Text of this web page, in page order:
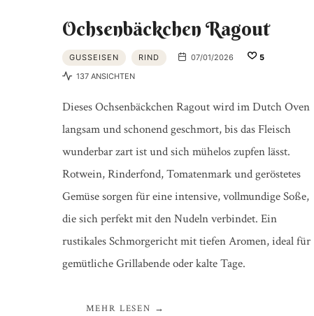
Ochsenbäckchen Ragout
GUSSEISEN RIND 07/01/2026
5
137 ANSICHTEN
Dieses Ochsenbäckchen Ragout wird im Dutch Oven
langsam und schonend geschmort, bis das Fleisch
wunderbar zart ist und sich mühelos zupfen lässt.
Rotwein, Rinderfond, Tomatenmark und geröstetes
Gemüse sorgen für eine intensive, vollmundige Soße,
die sich perfekt mit den Nudeln verbindet. Ein
rustikales Schmorgericht mit tiefen Aromen, ideal für
gemütliche Grillabende oder kalte Tage.
MEHR LESEN